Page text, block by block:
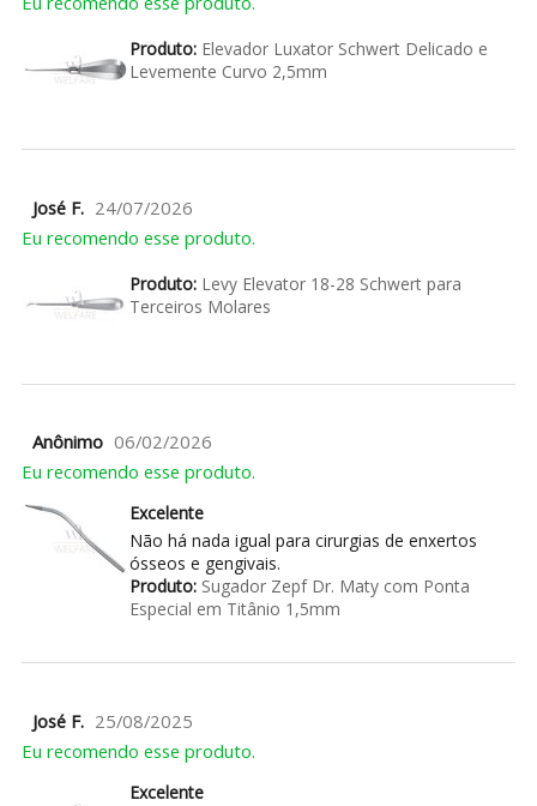
Produto:Elevador Luxator Schwert Delicado e
Levemente Curvo 2,5mm
José F. 24/07/2026
Eu recomendo esse produto.
Produto:Levy Elevator 18-28 Schwert para
Terceiros Molares
Anônimo 06/02/2026
Eu recomendo esse produto.
Excelente
Não há nada igual para cirurgias de enxertos
ósseos e gengivais.
Produto:Sugador Zepf Dr. Maty com Ponta
Especial em Titânio 1,5mm
José F. 25/08/2025
Eu recomendo esse produto.
Excelente